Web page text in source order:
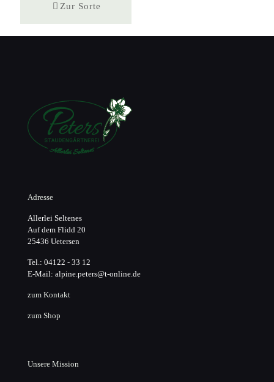
Zur Sorte
Adresse
Allerlei Seltenes
Auf dem Flidd 20
25436 Uetersen
Tel.: 04122 - 33 12
E-Mail: alpine.peters@t-online.de
zum Kontakt
zum Shop
Unsere Mission